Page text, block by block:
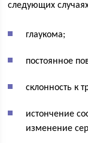
следующих
глаукома;
постоянное
склонность к
истончение
изменение